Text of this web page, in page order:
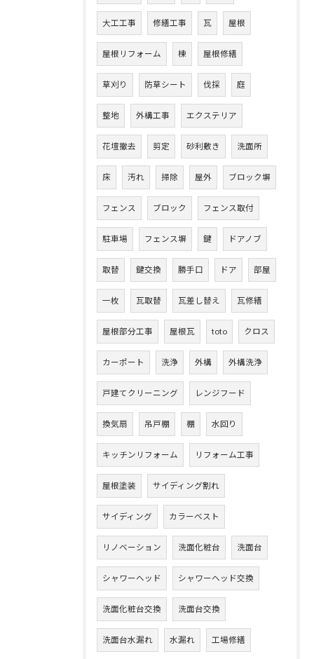
大工工事 修繕工事 瓦 屋根
屋根リフォーム 棟 屋根修繕
草刈り 防草シート 伐採 庭
整地 外構工事 エクステリア
花壇撤去 剪定 砂利敷き 洗面所
床 汚れ 掃除 屋外 ブロック塀
フェンス ブロック フェンス取付
駐車場 フェンス塀 鍵 ドアノブ
取替 鍵交換 勝手口 ドア 部屋
一枚 瓦取替 瓦差し替え 瓦修繕
屋根部分工事 屋根瓦 toto クロス
カーポート 洗浄 外構 外構洗浄
戸建てクリーニング レンジフード
換気扇 吊戸棚 棚 水回り
キッチンリフォーム リフォーム工事
屋根塗装 サイディング割れ
サイディング カラーベスト
リノベーション 洗面化粧台 洗面台
シャワーヘッド シャワーヘッド交換
洗面化粧台交換 洗面台交換
洗面台水漏れ 水漏れ 工場修繕